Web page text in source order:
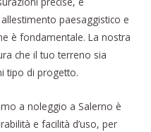
paesaggistico e
è fondamentale. La nostra
che il tuo terreno sia
tipo di progetto.
a noleggio a Salerno è
e facilità d’uso, per